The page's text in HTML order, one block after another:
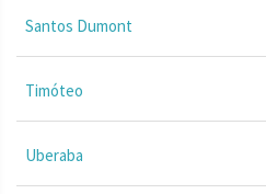
Santos Dumont
Timóteo
Uberaba